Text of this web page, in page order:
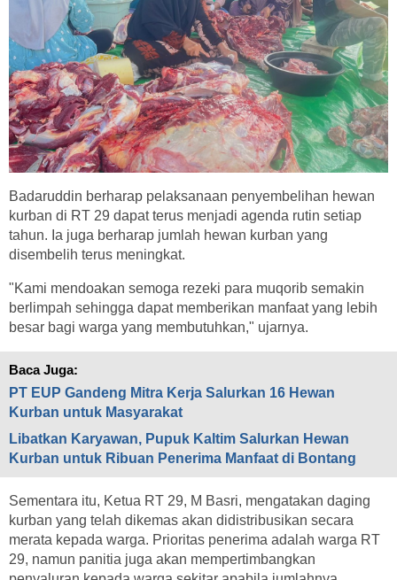
Badaruddin berharap pelaksanaan penyembelihan hewan
kurban di RT 29 dapat terus menjadi agenda rutin setiap
tahun. Ia juga berharap jumlah hewan kurban yang
disembelih terus meningkat.
"Kami mendoakan semoga rezeki para muqorib semakin
berlimpah sehingga dapat memberikan manfaat yang lebih
besar bagi warga yang membutuhkan," ujarnya.
Baca Juga:
PT EUP Gandeng Mitra Kerja Salurkan 16 Hewan
Kurban untuk Masyarakat
Libatkan Karyawan, Pupuk Kaltim Salurkan Hewan
Kurban untuk Ribuan Penerima Manfaat di Bontang
Sementara itu, Ketua RT 29, M Basri, mengatakan daging
kurban yang telah dikemas akan didistribusikan secara
merata kepada warga. Prioritas penerima adalah warga RT
29, namun panitia juga akan mempertimbangkan